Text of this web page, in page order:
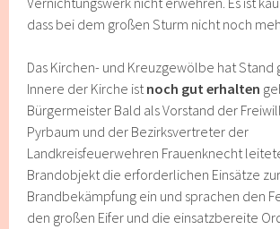
dass bei dem großen Sturm nicht noch
Das Kirchen- und Kreuzgewölbe hat Stand
Innere der Kirche istnoch gut erhalten
Bürgermeister Bald als Vorstand der
Pyrbaum und der Bezirksvertreter der
Landkreisfeuerwehren Frauenknecht
Brandobjekt die erforderlichen Einsätze zur
Brandbekämpfung ein und sprachen den
den großen Eifer und die einsatzbereite